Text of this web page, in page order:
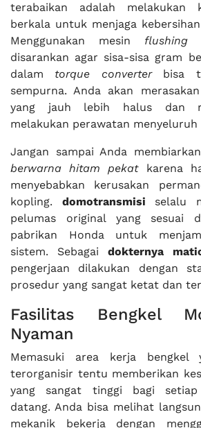
terabaikan adalah melakukan
berkala untuk menjaga
Menggunakan mesin flushing
disarankan agar sisa-sisa gram
dalam torque converterbisa
sempurna. Anda akan
yang jauh lebih halus dan
melakukan perawatan menyeluruh
Jangan sampai Anda membiarkan
berwarna hitam pekatkarena
menyebabkan kerusakan
kopling. domotransmisi selalu
pelumas original yang sesuai
pabrikan Honda untuk
sistem. Sebagai dokternya
pengerjaan dilakukan dengan
prosedur yang sangat ketat dan
Fasilitas Bengkel
Nyaman
Memasuki area kerja bengkel
terorganisir tentu memberikan
yang sangat tinggi bagi setiap
datang. Anda bisa melihat
mekanik bekerja dengan